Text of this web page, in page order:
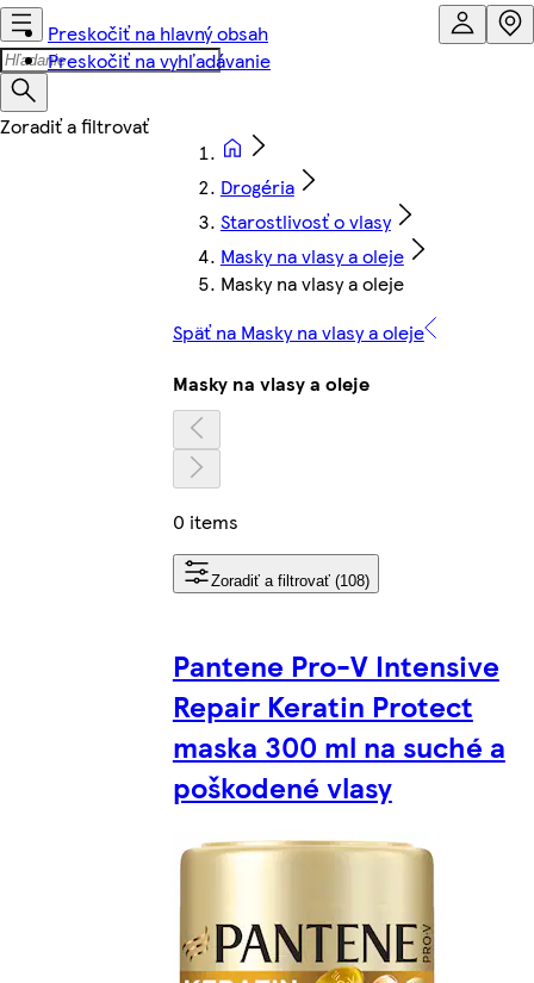
Preskočiť na hlavný obsah
Preskočiť na vyhľadávanie
Drogéria
Starostlivosť o vlasy
Masky na vlasy a oleje
Masky na vlasy a oleje
Späť na Masky na vlasy a oleje
Masky na vlasy a oleje
0 items
Zoradiť a filtrovať (108)
Pantene Pro-V Intensive
Repair Keratin Protect
maska 300 ml na suché a
poškodené vlasy